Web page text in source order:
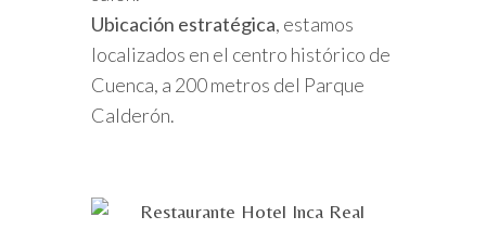
Ubicación estratégica, estamos
localizados en el centro histórico de
Cuenca, a 200 metros del Parque
Calderón.